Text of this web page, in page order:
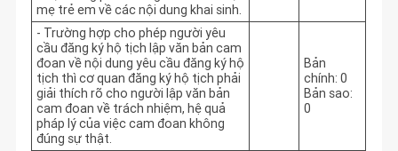
mẹ trẻ em về các nội dung khai sinh.
- Trường hợp cho phép người yêu
cầu đăng ký hộ tịch lập văn bản cam
đoan về nội dung yêu cầu đăng ký hộ
tịch thì cơ quan đăng ký hộ tịch phải
giải thích rõ cho người lập văn bản
cam đoan về trách nhiệm, hệ quả
pháp lý của việc cam đoan không
đúng sự thật.
Bản
chính: 0
Bản sao:
0